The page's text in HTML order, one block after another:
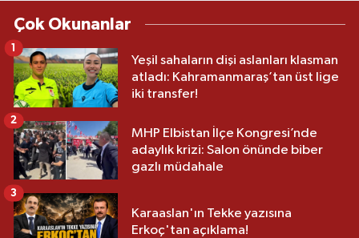
Çok Okunanlar
Yeşil sahaların dişi aslanları klasman
atladı: Kahramanmaraş’tan üst lige
iki transfer!
1
MHP Elbistan İlçe Kongresi’nde
adaylık krizi: Salon önünde biber
gazlı müdahale
2
Karaaslan'ın Tekke yazısına
Erkoç'tan açıklama!
3